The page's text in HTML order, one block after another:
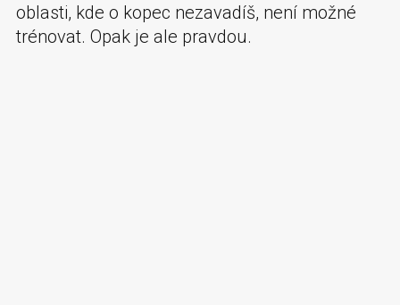
oblasti, kde o kopec nezavadíš, není možné
trénovat. Opak je ale pravdou.